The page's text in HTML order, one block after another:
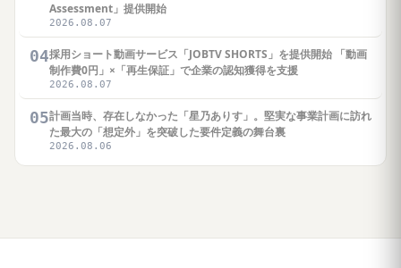
Assessment」提供開始
2026.08.07
04採用ショート動画サービス「JOBTV SHORTS」を提供開始 「動画
制作費0円」×「再生保証」で企業の認知獲得を支援
2026.08.07
05計画当時、存在しなかった「星乃ありす」。堅実な事業計画に訪れ
た最大の「想定外」を突破した要件定義の舞台裏
2026.08.06